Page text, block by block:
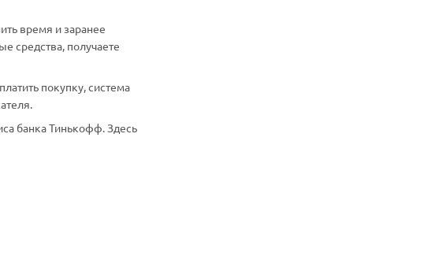
время и заранее
средства, получаете
покупку, система
банка Тинькофф. Здесь